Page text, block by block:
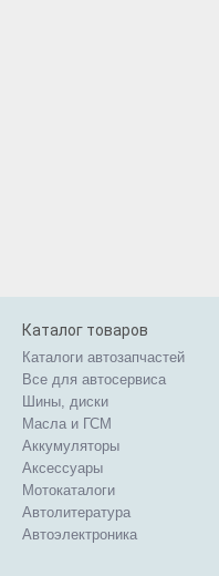
Каталог товаров
Каталоги автозапчастей
Все для автосервиса
Шины, диски
Масла и ГСМ
Аккумуляторы
Аксессуары
Мотокаталоги
Автолитература
Автоэлектроника